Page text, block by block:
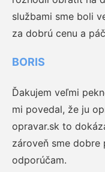
službami sme boli
za dobrú cenu a
BORIS
Ďakujem veľmi
mi povedal, že ju
opravar.sk to
zároveň sme dobre
odporúčam.